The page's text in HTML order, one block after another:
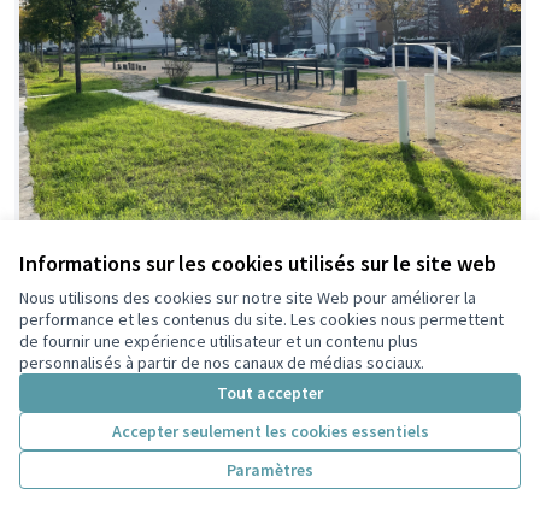
Informations sur les cookies utilisés sur le site web
Nous utilisons des cookies sur notre site Web pour améliorer la
performance et les contenus du site. Les cookies nous permettent
de fournir une expérience utilisateur et un contenu plus
personnalisés à partir de nos canaux de médias sociaux.
Tout accepter
Accepter seulement les cookies essentiels
Paramètres
Projet de réaménagement de la
place Germaine Tillion :
Redynamisons notre quartier !
Idée
faisable
Forum réfugiés 1 0